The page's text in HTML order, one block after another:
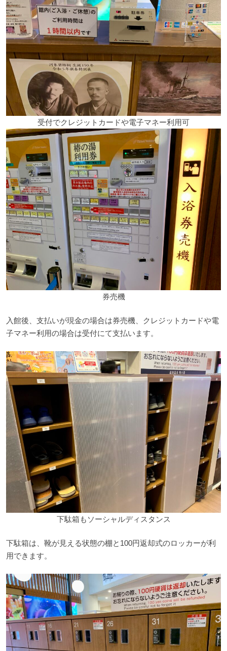
受付でクレジットカードや電子マネー利用可
券売機
入館後、支払いが現金の場合は券売機、クレジットカードや電
子マネー利用の場合は受付にて支払います。
下駄箱もソーシャルディスタンス
下駄箱は、靴が見える状態の棚と100円返却式のロッカーが利
用できます。